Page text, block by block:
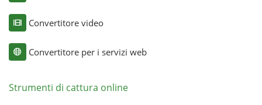
Convertitore video
Convertitore per i servizi web
Strumenti di cattura online